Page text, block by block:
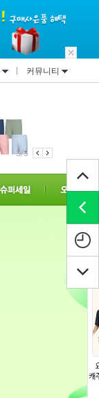
커뮤니티
3/3